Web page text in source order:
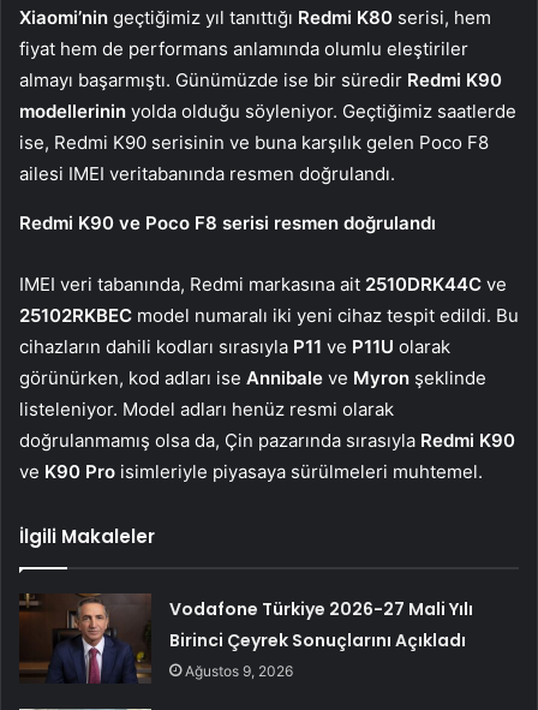
Xiaomi’nin geçtiğimiz yıl tanıttığı Redmi K80 serisi, hem
fiyat hem de performans anlamında olumlu eleştiriler
almayı başarmıştı. Günümüzde ise bir süredir Redmi K90
modellerinin yolda olduğu söyleniyor. Geçtiğimiz saatlerde
ise, Redmi K90 serisinin ve buna karşılık gelen Poco F8
ailesi IMEI veritabanında resmen doğrulandı.
Redmi K90 ve Poco F8 serisi resmen doğrulandı
IMEI veri tabanında, Redmi markasına ait 2510DRK44C ve
25102RKBEC model numaralı iki yeni cihaz tespit edildi. Bu
cihazların dahili kodları sırasıyla P11 ve P11U olarak
görünürken, kod adları ise Annibale ve Myron şeklinde
listeleniyor. Model adları henüz resmi olarak
doğrulanmamış olsa da, Çin pazarında sırasıyla Redmi K90
ve K90 Pro isimleriyle piyasaya sürülmeleri muhtemel.
İlgili Makaleler
Vodafone Türkiye 2026-27 Mali Yılı
Birinci Çeyrek Sonuçlarını Açıkladı
Ağustos 9, 2026